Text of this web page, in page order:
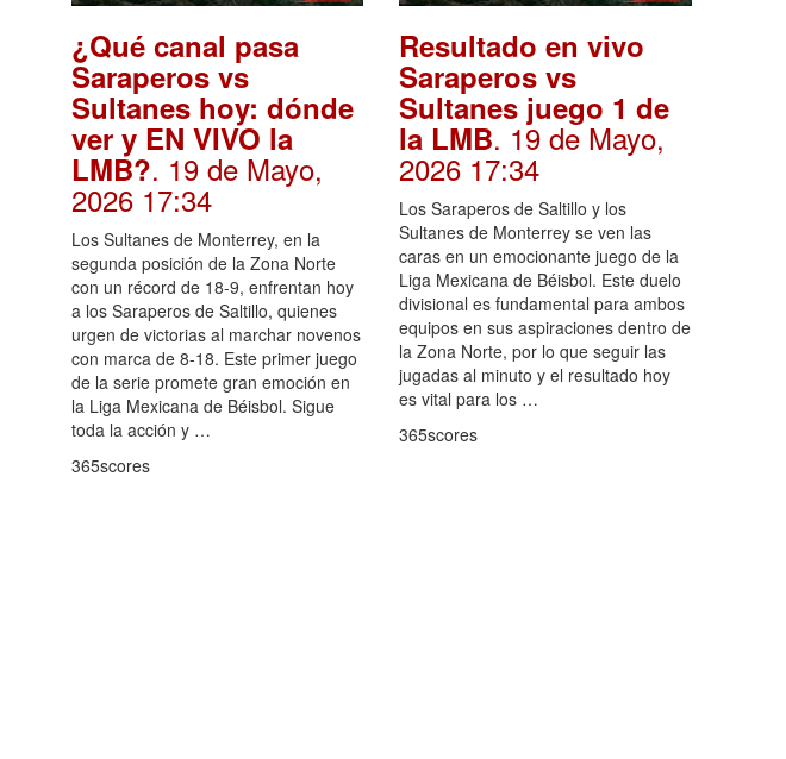
¿Qué canal pasa
Saraperos vs
Sultanes hoy: dónde
ver y EN VIVO la
LMB?. 19 de Mayo,
2026 17:34
Los Sultanes de Monterrey, en la
segunda posición de la Zona Norte
con un récord de 18-9, enfrentan hoy
a los Saraperos de Saltillo, quienes
urgen de victorias al marchar novenos
con marca de 8-18. Este primer juego
de la serie promete gran emoción en
la Liga Mexicana de Béisbol. Sigue
toda la acción y …
365scores
Resultado en vivo
Saraperos vs
Sultanes juego 1 de
la LMB. 19 de Mayo,
2026 17:34
Los Saraperos de Saltillo y los
Sultanes de Monterrey se ven las
caras en un emocionante juego de la
Liga Mexicana de Béisbol. Este duelo
divisional es fundamental para ambos
equipos en sus aspiraciones dentro de
la Zona Norte, por lo que seguir las
jugadas al minuto y el resultado hoy
es vital para los …
365scores